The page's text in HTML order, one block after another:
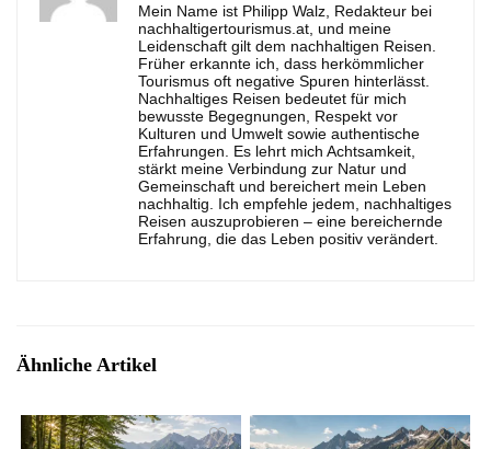
Mein Name ist Philipp Walz, Redakteur bei
nachhaltigertourismus.at, und meine
Leidenschaft gilt dem nachhaltigen Reisen.
Früher erkannte ich, dass herkömmlicher
Tourismus oft negative Spuren hinterlässt.
Nachhaltiges Reisen bedeutet für mich
bewusste Begegnungen, Respekt vor
Kulturen und Umwelt sowie authentische
Erfahrungen. Es lehrt mich Achtsamkeit,
stärkt meine Verbindung zur Natur und
Gemeinschaft und bereichert mein Leben
nachhaltig. Ich empfehle jedem, nachhaltiges
Reisen auszuprobieren – eine bereichernde
Erfahrung, die das Leben positiv verändert.
Ähnliche Artikel